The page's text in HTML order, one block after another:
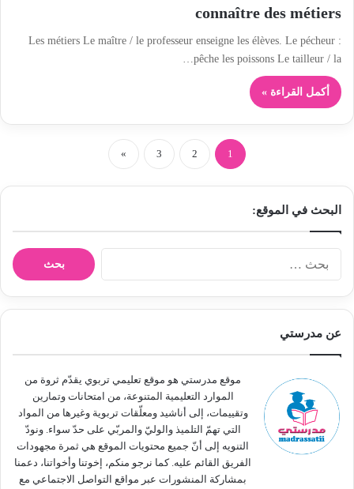
connaître des métiers
Les métiers Le maître / le professeur enseigne les élèves. Le pécheur :
pêche les poissons Le tailleur / la…
أكمل القراءة »
1
2
3
»
البحث في الموقع:
ن
عن مدرستي
موقع مدرستي هو موقع تعليمي تربوي يقدّم ثروة من
الموارد التعليمية المتنوعة، من امتحانات وتمارين
وتقييمات، إلى أناشيد ومعلّقات تربوية وغيرها من المواد
التي تهمّ التلميذ والوليّ والمربّي على حدّ سواء. ونودّ
التنويه إلى أنّ جميع محتويات الموقع هي ثمرة مجهودات
الفريق القائم عليه. كما نرجو منكم، إخوتنا وأخواتنا، دعمنا
بمشاركة المنشورات عبر مواقع التواصل الاجتماعي مع